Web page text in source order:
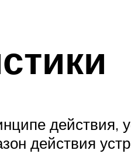
действия,
действия